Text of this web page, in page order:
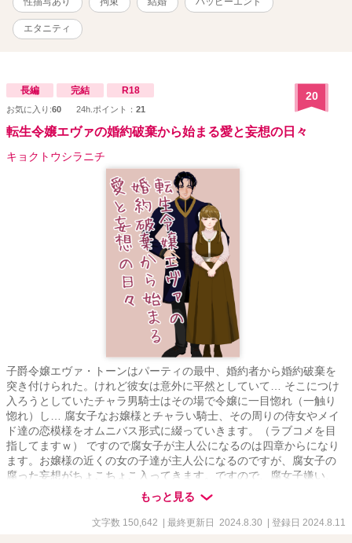
返る形でストーリーが進行します■【→→日本でのデート短編集】[
https://ncode.syosetu.com/n0062gi/ ]「僕のスプーンでパフェを食べ
てもらおう。ふふ。これはお願いではない、（業務）命令だっ！」
エタニティ
長編 完結 R18
お気に入り:60 24h.ポイント： 21
20
転生令嬢エヴァの婚約破棄から始まる愛と妄想の日々
キョクトウシラニチ
子爵令嬢エヴァ・トーンはパーティの最中、婚約者から婚約破棄を
突き付けられた。けれど彼女は意外に平然としていて… そこにつけ
入ろうとしていたチャラ男騎士はその場で令嬢に一目惚れ（一触り
惚れ）し… 腐女子なお嬢様とチャラい騎士、その周りの侍女やメイ
ド達の恋模様をオムニバス形式に綴っていきます。（ラブコメを目
指してますｗ） ですので腐女子が主人公になるのは四章からになり
ます。お嬢様の近くの女の子達が主人公になるのですが、腐女子の
腐った妄想がちょこちょこ入ってきます。ですので、腐女子嫌い、
BL嫌いの方はご遠慮下さい。 舞台はどこかの小説の中、ナーロッパ
な異世界に転生した腐女子と周りの人々のエロロマンスですｗ 一章
は侍女のラウラ 二章はメイドのアナ 三章は悪役令嬢ナンシー 四章は
もっと見る
文字数 150,642 | 最終更新日 2024.8.30 | 登録日 2024.8.11